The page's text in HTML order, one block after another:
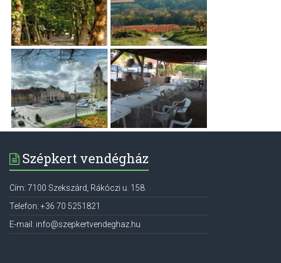
Szépkert vendégház
Cím: 7100 Szekszárd Rákóczi u. 158.
Telefon:+36 70 5251821
E-mail: info@szepkertvendeghaz.hu